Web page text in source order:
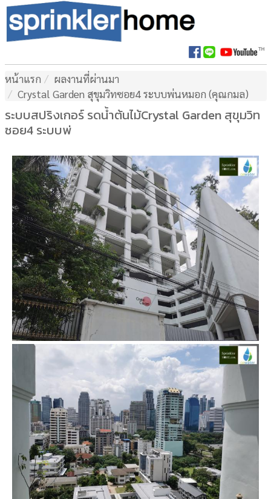
หน้าแรก
ผลงานที่ผ่านมา
Crystal Garden สุขุมวิทซอย4 ระบบพ่นหมอก (คุณกมล)
ระบบสปริงเกอร์ รดน้ำต้นไม้Crystal Garden สุขุมวิท
ซอย4 ระบบพ่